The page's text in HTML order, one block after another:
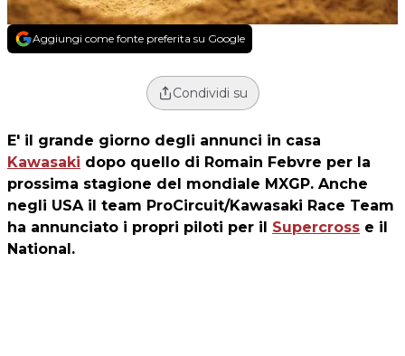
Aggiungi come fonte preferita su Google
Condividi su
E' il grande giorno degli annunci in casa
Kawasaki dopo quello di Romain Febvre per la
prossima stagione del mondiale MXGP. Anche
negli USA il team ProCircuit/Kawasaki Race Team
ha annunciato i propri piloti per il Supercross e il
National.